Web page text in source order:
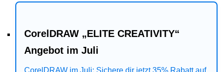
CorelDRAW „ELITE CREATIVITY“
Angebot im Juli
CorelDRAW im Juli: Sichere dir jetzt 35% Rabatt auf